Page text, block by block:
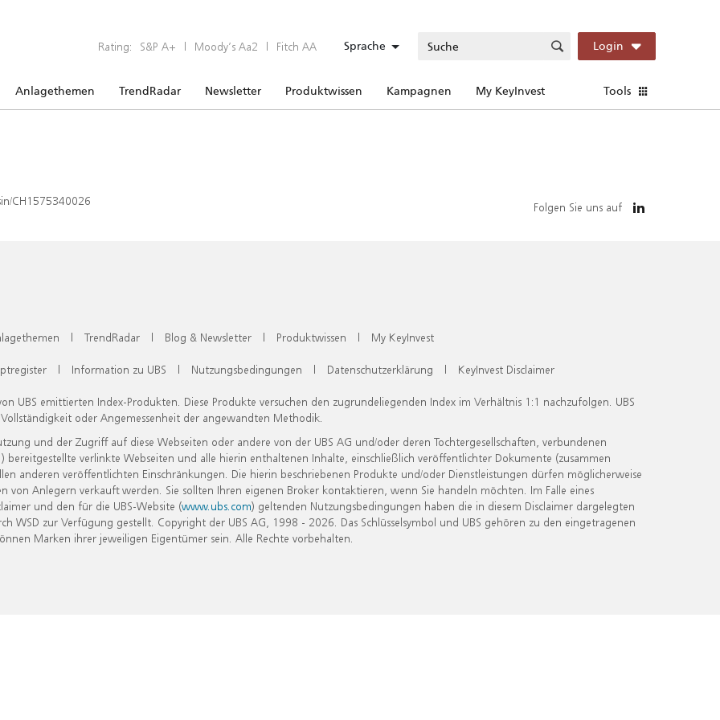
Rating: S&P A+ | Moody’s Aa2 | Fitch AA Sprache Login
Anlagethemen TrendRadar Newsletter Produktwissen Kampagnen My KeyInvest Tools
CH1575340026 Folgen Sie uns auf
| TrendRadar | Blog & Newsletter | Produktwissen | My KeyInvest
| Information zu UBS | Nutzungsbedingungen | Datenschutzerklärung | KeyInvest Disclaimer
UBS emittierten Index-Produkten. Diese Produkte versuchen den zugrundeliegenden Index im Verhältnis 1:1 nachzufolgen. UBS
oder Angemessenheit der angewandten Methodik.
und der Zugriff auf diese Webseiten oder andere von der UBS AG und/oder deren Tochtergesellschaften, verbundenen
verlinkte Webseiten und alle hierin enthaltenen Inhalte, einschließlich veröffentlichter Dokumente (zusammen
anderen veröffentlichten Einschränkungen. Die hierin beschriebenen Produkte und/oder Dienstleistungen dürfen möglicherweise
Anlegern verkauft werden. Sie sollten Ihren eigenen Broker kontaktieren, wenn Sie handeln möchten. Im Falle eines
und den für die UBS-Website (www.ubs.com) geltenden Nutzungsbedingungen haben die in diesem Disclaimer dargelegten
zur Verfügung gestellt. Copyright der UBS AG, 1998 - 2026. Das Schlüsselsymbol und UBS gehören zu den eingetragenen
Marken ihrer jeweiligen Eigentümer sein. Alle Rechte vorbehalten.